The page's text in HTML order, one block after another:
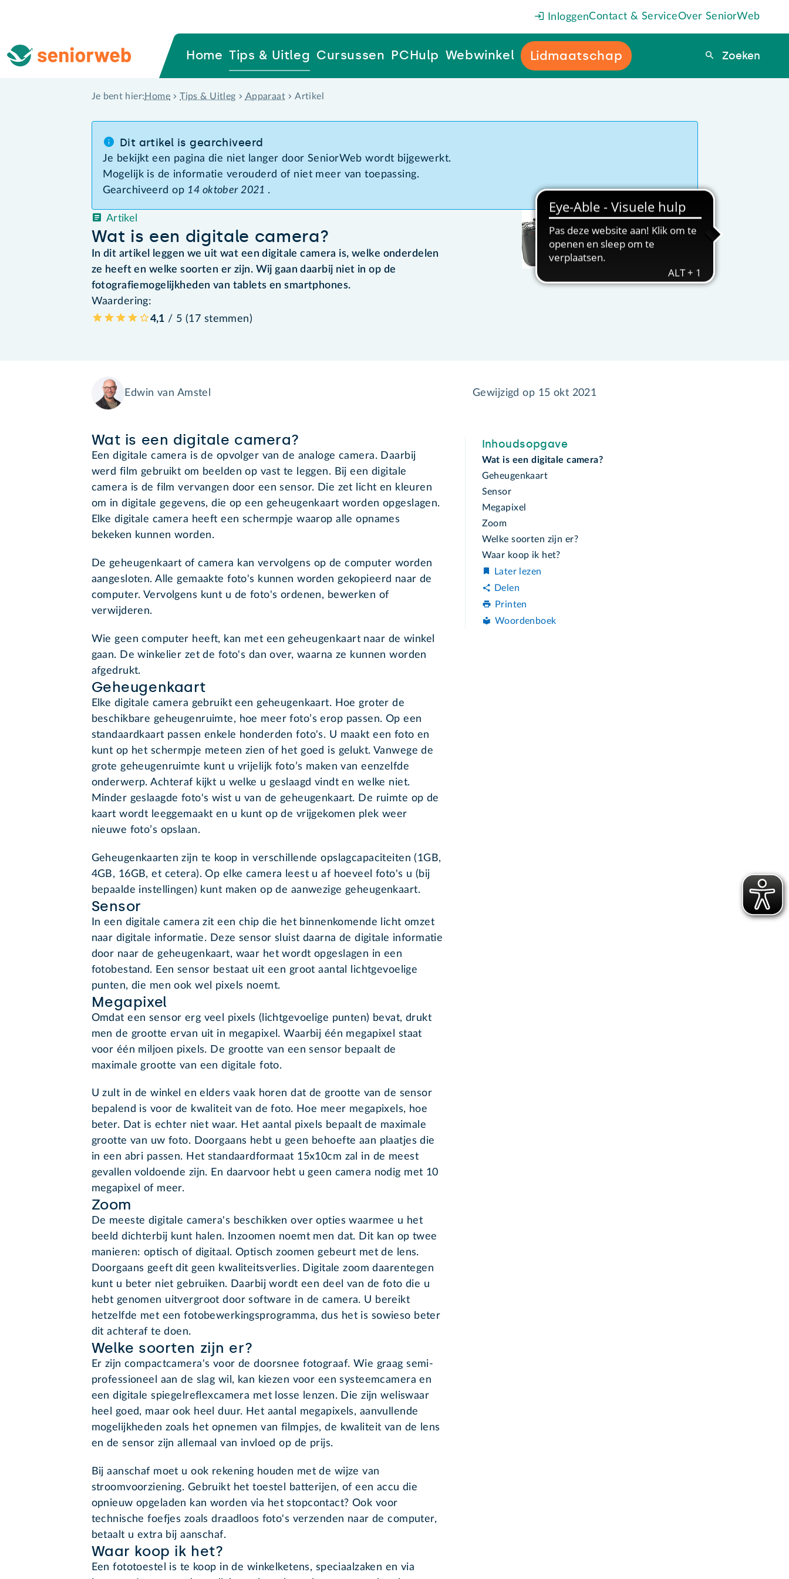
InloggenContact & ServiceOver SeniorWeb
Home Tips & Uitleg Cursussen PCHulp Webwinkel Lidmaatschap Zoeken
Zoeken
Je bent hier: Home Tips & Uitleg Apparaat Artikel
Dit artikel is gearchiveerd
Je bekijkt een pagina die niet langer door SeniorWeb wordt bijgewerkt.
Mogelijk is de informatie verouderd of niet meer van toepassing.
Gearchiveerd op 14 oktober 2021 .
Wat is een digitale camera?
Artikel
In dit artikel leggen we uit wat een digitale camera is, welke onderdelen
ze heeft en welke soorten er zijn. Wij gaan daarbij niet in op de
fotografiemogelijkheden van tablets en smartphones.
Waardering:
4,1 / 5 (17 stemmen)
Edwin van Amstel Gewijzigd op 15 okt 2021
Wat is een digitale camera?
Een digitale camera is de opvolger van de analoge camera. Daarbij
werd film gebruikt om beelden op vast te leggen. Bij een digitale
camera is de film vervangen door een sensor. Die zet licht en kleuren
om in digitale gegevens, die op een geheugenkaart worden opgeslagen.
Elke digitale camera heeft een schermpje waarop alle opnames
bekeken kunnen worden.
De geheugenkaart of camera kan vervolgens op de computer worden
aangesloten. Alle gemaakte foto's kunnen worden gekopieerd naar de
computer. Vervolgens kunt u de foto's ordenen, bewerken of
verwijderen.
Wie geen computer heeft, kan met een geheugenkaart naar de winkel
gaan. De winkelier zet de foto's dan over, waarna ze kunnen worden
afgedrukt.
Geheugenkaart
Elke digitale camera gebruikt een geheugenkaart. Hoe groter de
beschikbare geheugenruimte, hoe meer foto’s erop passen. Op een
standaardkaart passen enkele honderden foto's. U maakt een foto en
kunt op het schermpje meteen zien of het goed is gelukt. Vanwege de
grote geheugenruimte kunt u vrijelijk foto’s maken van eenzelfde
onderwerp. Achteraf kijkt u welke u geslaagd vindt en welke niet.
Minder geslaagde foto's wist u van de geheugenkaart. De ruimte op de
kaart wordt leeggemaakt en u kunt op de vrijgekomen plek weer
nieuwe foto’s opslaan.
Geheugenkaarten zijn te koop in verschillende opslagcapaciteiten (1GB,
4GB, 16GB, et cetera). Op elke camera leest u af hoeveel foto's u (bij
bepaalde instellingen) kunt maken op de aanwezige geheugenkaart.
Sensor
In een digitale camera zit een chip die het binnenkomende licht omzet
naar digitale informatie. Deze sensor sluist daarna de digitale informatie
door naar de geheugenkaart, waar het wordt opgeslagen in een
fotobestand. Een sensor bestaat uit een groot aantal lichtgevoelige
punten, die men ook wel pixels noemt.
Megapixel
Omdat een sensor erg veel pixels (lichtgevoelige punten) bevat, drukt
men de grootte ervan uit in megapixel. Waarbij één megapixel staat
voor één miljoen pixels. De grootte van een sensor bepaalt de
maximale grootte van een digitale foto.
U zult in de winkel en elders vaak horen dat de grootte van de sensor
bepalend is voor de kwaliteit van de foto. Hoe meer megapixels, hoe
beter. Dat is echter niet waar. Het aantal pixels bepaalt de maximale
grootte van uw foto. Doorgaans hebt u geen behoefte aan plaatjes die
in een abri passen. Het standaardformaat 15x10cm zal in de meest
gevallen voldoende zijn. En daarvoor hebt u geen camera nodig met 10
megapixel of meer.
Zoom
De meeste digitale camera's beschikken over opties waarmee u het
beeld dichterbij kunt halen. Inzoomen noemt men dat. Dit kan op twee
manieren: optisch of digitaal. Optisch zoomen gebeurt met de lens.
Doorgaans geeft dit geen kwaliteitsverlies. Digitale zoom daarentegen
kunt u beter niet gebruiken. Daarbij wordt een deel van de foto die u
hebt genomen uitvergroot door software in de camera. U bereikt
hetzelfde met een fotobewerkingsprogramma, dus het is sowieso beter
dit achteraf te doen.
Welke soorten zijn er?
Er zijn compactcamera's voor de doorsnee fotograaf. Wie graag semi-
professioneel aan de slag wil, kan kiezen voor een systeemcamera en
een digitale spiegelreflexcamera met losse lenzen. Die zijn weliswaar
heel goed, maar ook heel duur. Het aantal megapixels, aanvullende
mogelijkheden zoals het opnemen van filmpjes, de kwaliteit van de lens
en de sensor zijn allemaal van invloed op de prijs.
Bij aanschaf moet u ook rekening houden met de wijze van
stroomvoorziening. Gebruikt het toestel batterijen, of een accu die
opnieuw opgeladen kan worden via het stopcontact? Ook voor
technische foefjes zoals draadloos foto's verzenden naar de computer,
betaalt u extra bij aanschaf.
Waar koop ik het?
Een fototoestel is te koop in de winkelketens, speciaalzaken en via
Inhoudsopgave
Wat is een digitale camera?
Geheugenkaart
Sensor
Megapixel
Zoom
Welke soorten zijn er?
Waar koop ik het?
Later lezen
Delen
Printen
Woordenboek